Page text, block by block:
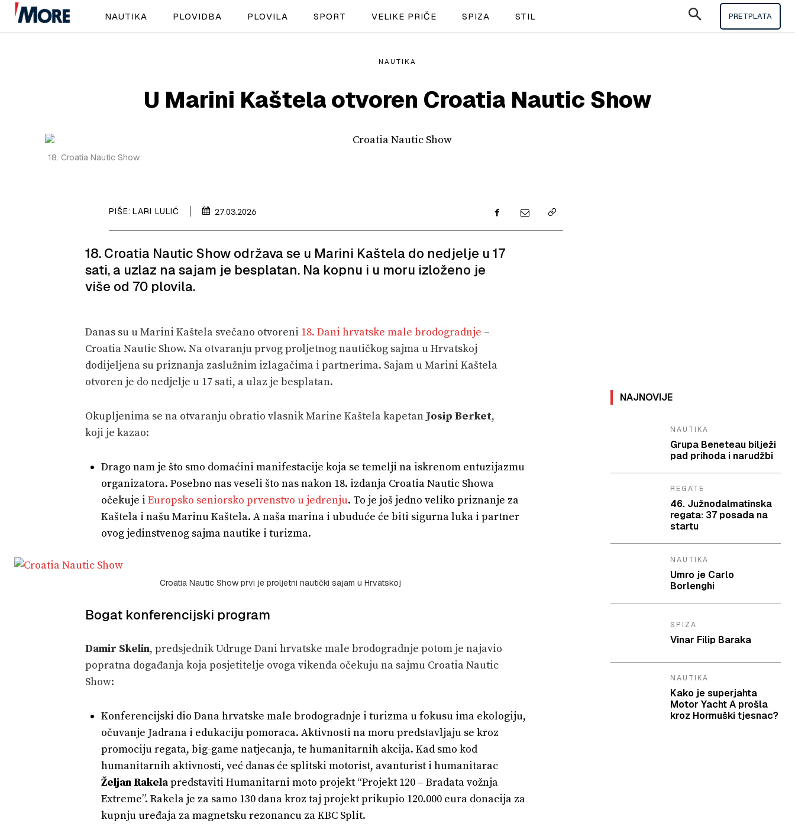
SPORT
PLOVILA
VELIKE PRIČE
PRETPLATA
SHOP
NAUTIKA PLOVIDBA PLOVILA SPORT VELIKE PRIČE SPIZA STIL PRETPLATA
NAUTIKA
U Marini Kaštela otvoren Croatia Nautic Show
18. Croatia Nautic Show
PIŠE: LARI LULIĆ 27.03.2026
18. Croatia Nautic Show održava se u Marini Kaštela do nedjelje u 17
sati, a uzlaz na sajam je besplatan. Na kopnu i u moru izloženo je
više od 70 plovila.
Danas su u Marini Kaštela svečano otvoreni 18. Dani hrvatske male brodogradnje –
Croatia Nautic Show. Na otvaranju prvog proljetnog nautičkog sajma u Hrvatskoj
dodijeljena su priznanja zaslužnim izlagačima i partnerima. Sajam u Marini Kaštela
otvoren je do nedjelje u 17 sati, a ulaz je besplatan.
Okupljenima se na otvaranju obratio vlasnik Marine Kaštela kapetan Josip Berket,
koji je kazao:
Drago nam je što smo domaćini manifestacije koja se temelji na iskrenom entuzijazmu
organizatora. Posebno nas veseli što nas nakon 18. izdanja Croatia Nautic Showa
očekuje i Europsko seniorsko prvenstvo u jedrenju. To je još jedno veliko priznanje za
Kaštela i našu Marinu Kaštela. A naša marina i ubuduće će biti sigurna luka i partner
ovog jedinstvenog sajma nautike i turizma.
Croatia Nautic Show prvi je proljetni nautički sajam u Hrvatskoj
Bogat konferencijski program
Damir Skelin, predsjednik Udruge Dani hrvatske male brodogradnje potom je najavio
popratna događanja koja posjetitelje ovoga vikenda očekuju na sajmu Croatia Nautic
Show:
Konferencijski dio Dana hrvatske male brodogradnje i turizma u fokusu ima ekologiju,
očuvanje Jadrana i edukaciju pomoraca. Aktivnosti na moru predstavljaju se kroz
promociju regata, big-game natjecanja, te humanitarnih akcija. Kad smo kod
humanitarnih aktivnosti, već danas će splitski motorist, avanturist i humanitarac
Željan Rakelapredstaviti Humanitarni moto projekt “Projekt 120 – Bradata vožnja
Extreme”. Rakela je za samo 130 dana kroz taj projekt prikupio 120.000 eura donacija za
kupnju uređaja za magnetsku rezonancu za KBC Split.
NAJNOVIJE
NAUTIKA
Grupa Beneteau bilježi
pad prihoda i narudžbi
REGATE
46. Južnodalmatinska
regata: 37 posada na
startu
NAUTIKA
Umro je Carlo
Borlenghi
SPIZA
Vinar Filip Baraka
NAUTIKA
Kako je superjahta
Motor Yacht A prošla
kroz Hormuški tjesnac?